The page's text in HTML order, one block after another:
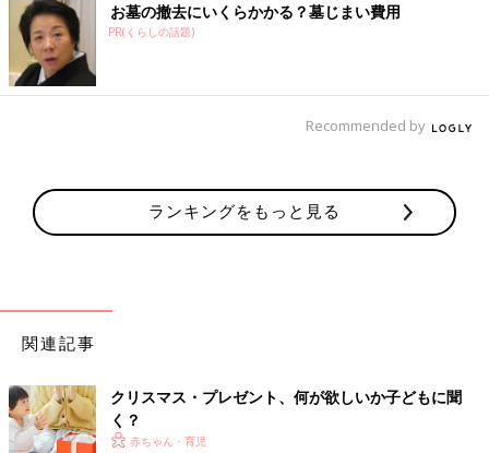
お墓の撤去にいくらかかる？墓じまい費用
PR(くらしの話題)
Recommended by
ランキングをもっと見る
関連記事
クリスマス・プレゼント、何が欲しいか子どもに聞
く？
赤ちゃん・育児